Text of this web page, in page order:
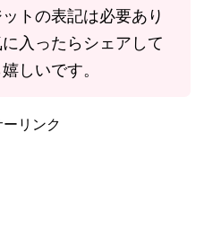
トの表記は必要あり
入ったらシェアして
しいです。
リンク